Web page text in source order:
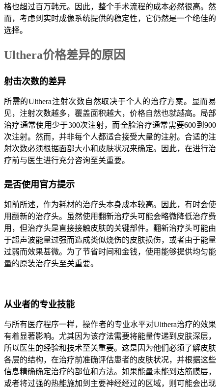
格也超过百万韩元。因此，整个手术流程的成本必然很高。然
而，考虑到实时成像系统提供的稳定性，它仍然是一个绝佳的
选择。
Ulthera价格差异的原因
射击次数的差异
所需的Ulthera注射次数自然取决于个人的治疗方案。显而易
见，注射次数越多，覆盖面积越大，价格自然也就越高。局部
治疗通常使用少于300次注射，而全脸治疗通常需要600到900
次注射。然而，并非每个人都适合接受大量的注射。合适的注
射次数必须根据面部大小和皮肤状况来确定。因此，在进行治
疗前与医生进行充分咨询至关重要。
是否使用官方提示
如前所述，作为耗材的治疗头本身成本较高。因此，有时会使
用翻新的治疗头。虽然使用翻新治疗头可能会略微降低治疗费
用，但治疗头是直接接触皮肤的关键部件。翻新治疗头可能由
于超声波能量过强而造成类似烧伤的皮肤损伤，或者由于能量
过弱而效果甚微。为了节省时间和金钱，使用能够提供均匀能
量的原装治疗头至关重要。
从业者的专业技能
与所有医疗程序一样，操作者的专业水平对Ulthera治疗的效果
有着显著影响。尤其因为该疗法需要将能量传递到皮肤深层，
所以医生的经验和技术至关重要。这是因为他们必须了解皮肤
各层的结构，在治疗前准确评估患者的皮肤状况，并根据这些
信息精确确定治疗的部位和方法。如果能量未能到达筋膜层，
或者将过强的热能施加到主要神经经过的区域，则可能会出现